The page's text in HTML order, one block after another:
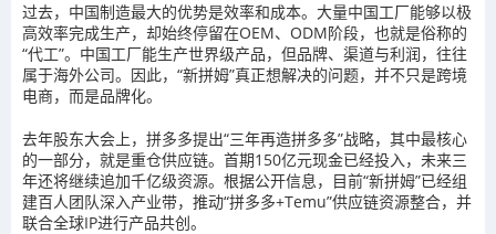
过去，中国制造最大的优势是效率和成本。大量中国工厂能够以极
高效率完成生产，却始终停留在OEM、ODM阶段，也就是俗称的
“代工”。中国工厂能生产世界级产品，但品牌、渠道与利润，往往
属于海外公司。因此，“新拼姆”真正想解决的问题，并不只是跨境
电商，而是品牌化。
去年股东大会上，拼多多提出“三年再造拼多多”战略，其中最核心
的一部分，就是重仓供应链。首期150亿元现金已经投入，未来三
年还将继续追加千亿级资源。根据公开信息，目前“新拼姆”已经组
建百人团队深入产业带，推动“拼多多+Temu”供应链资源整合，并
联合全球IP进行产品共创。